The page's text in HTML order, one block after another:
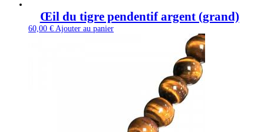
Œil du tigre pendentif argent (grand)
60,00 € Ajouter au panier